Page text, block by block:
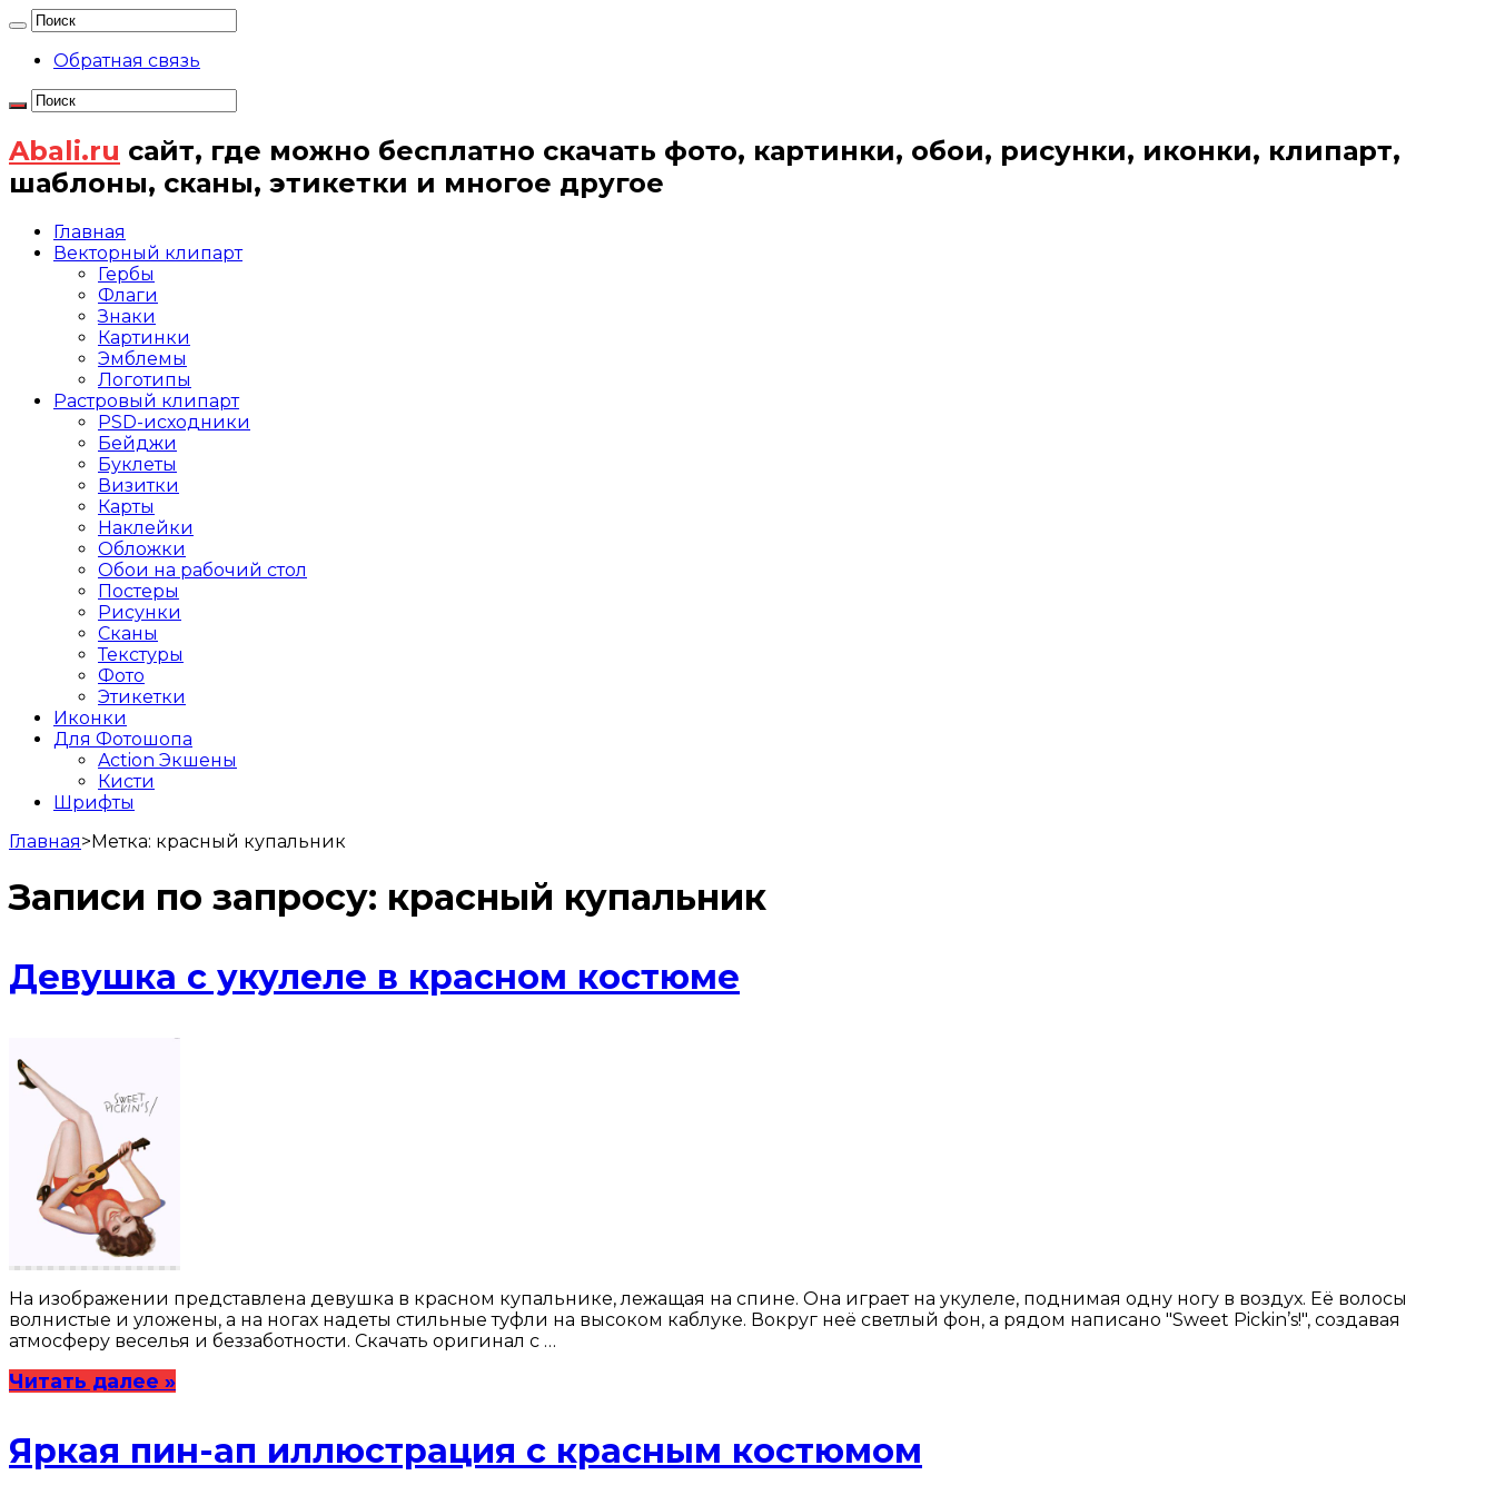
Обратная связь
Abali.ru сайт, где можно бесплатно скачать фото, картинки, обои, рисунки, иконки, клипарт,
шаблоны, сканы, этикетки и многое другое
Главная
Векторный клипарт
Гербы
Флаги
Знаки
Картинки
Эмблемы
Логотипы
Растровый клипарт
PSD-исходники
Бейджи
Буклеты
Визитки
Карты
Наклейки
Обложки
Обои на рабочий стол
Постеры
Рисунки
Сканы
Текстуры
Фото
Этикетки
Иконки
Для Фотошопа
Action Экшены
Кисти
Шрифты
Главная>Метка: красный купальник
Записи по запросу: красный купальник
Девушка с укулеле в красном костюме
На изображении представлена девушка в красном купальнике, лежащая на спине. Она играет на укулеле, поднимая одну ногу в воздух. Её волосы
волнистые и уложены, а на ногах надеты стильные туфли на высоком каблуке. Вокруг неё светлый фон, а рядом написано "Sweet Pickin’s!", создавая
атмосферу веселья и беззаботности. Скачать оригинал с …
Читать далее »
Яркая пин-ап иллюстрация с красным костюмом